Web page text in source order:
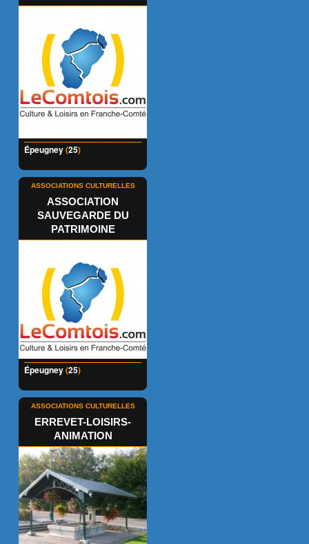
Épeugney(25)
ASSOCIATIONS CULTURELLES
ASSOCIATION
SAUVEGARDE DU
PATRIMOINE
Épeugney(25)
ASSOCIATIONS CULTURELLES
ERREVET-LOISIRS-
ANIMATION